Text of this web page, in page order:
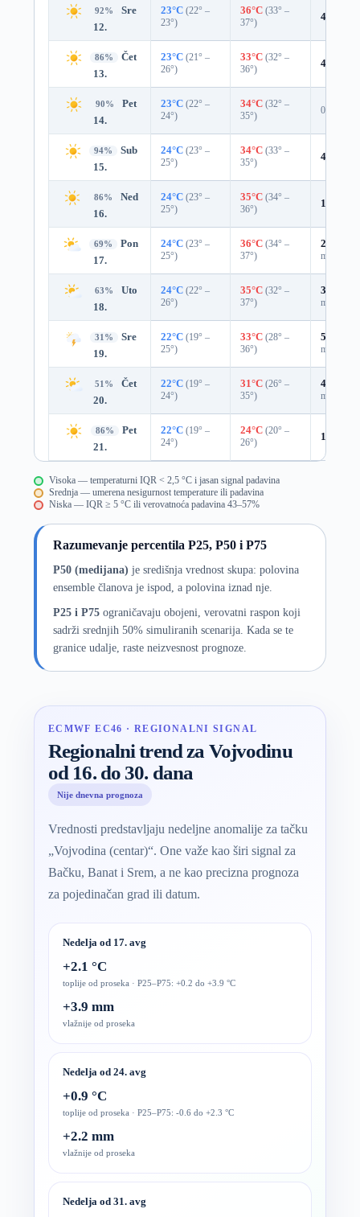
92%
Sre
12.
23°C (22° –
23°)
36°C (33° –
37°)
4%
86%
Čet
13.
23°C (21° –
26°)
33°C (32° –
36°)
4%
90%
Pet
14.
23°C (22° –
24°)
34°C (32° –
35°)
0%
94%
Sub
15.
24°C (23° –
25°)
34°C (33° –
35°)
4%
86%
Ned
16.
24°C (23° –
25°)
35°C (34° –
36°)
12%
69%
Pon
17.
24°C (23° –
25°)
36°C (34° –
37°)
27%
mm)
63%
Uto
18.
24°C (22° –
26°)
35°C (32° –
37°)
31%
mm)
31%
Sre
19.
22°C (19° –
25°)
33°C (28° –
36°)
51%
mm)
51%
Čet
20.
22°C (19° –
24°)
31°C (26° –
35°)
45%
mm)
86%
Pet
21.
22°C (19° –
24°)
24°C (20° –
26°)
14%
Visoka — temperaturni IQR < 2,5 °C i jasan signal padavina
Srednja — umerena nesigurnost temperature ili padavina
Niska — IQR ≥ 5 °C ili verovatnoća padavina 43–57%
Razumevanje percentila P25, P50 i P75
P50 (medijana) je središnja vrednost skupa: polovina
ensemble članova je ispod, a polovina iznad nje.
P25 i P75ograničavaju obojeni, verovatni raspon koji
sadrži srednjih 50% simuliranih scenarija. Kada se te
granice udalje, raste neizvesnost prognoze.
ECMWF EC46 · REGIONALNI SIGNAL
Regionalni trend za Vojvodinu
od 16. do 30. dana
Nije dnevna prognoza
Vrednosti predstavljaju nedeljne anomalije za tačku
„Vojvodina (centar)“. One važe kao širi signal za
Bačku, Banat i Srem, a ne kao precizna prognoza
za pojedinačan grad ili datum.
Nedelja od 17. avg
+2.1 °C
toplije od proseka · P25–P75: +0.2 do +3.9 °C
+3.9 mm
vlažnije od proseka
Nedelja od 24. avg
+0.9 °C
toplije od proseka · P25–P75: -0.6 do +2.3 °C
+2.2 mm
vlažnije od proseka
Nedelja od 31. avg